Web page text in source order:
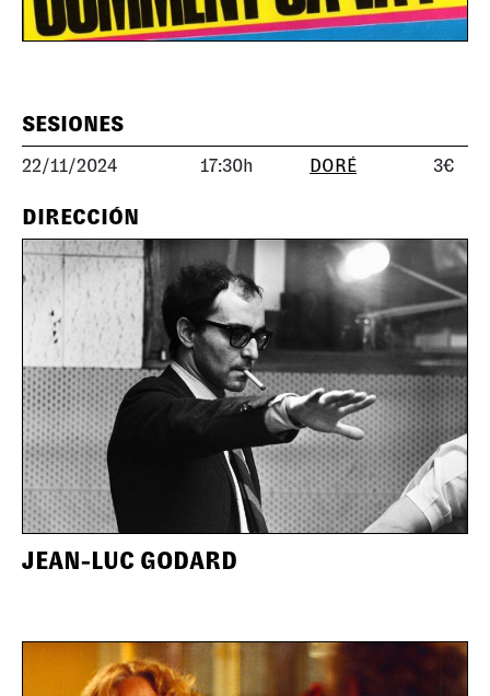
SESIONES
22/11/2024 17:30h DORÉ 3€
DIRECCIÓN
JEAN-LUC GODARD